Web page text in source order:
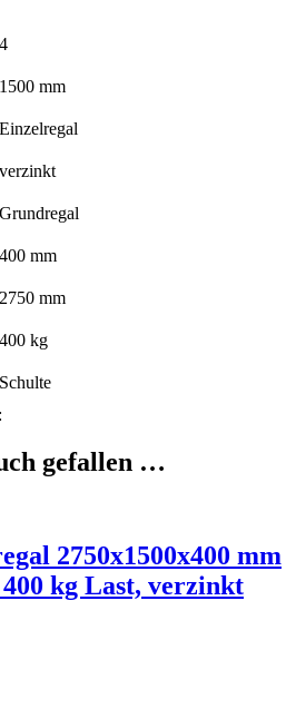
4
1500 mm
Einzelregal
verzinkt
Grundregal
400 mm
2750 mm
400 kg
Schulte
gefallen …
2750x1500x400 mm
400 kg Last, verzinkt